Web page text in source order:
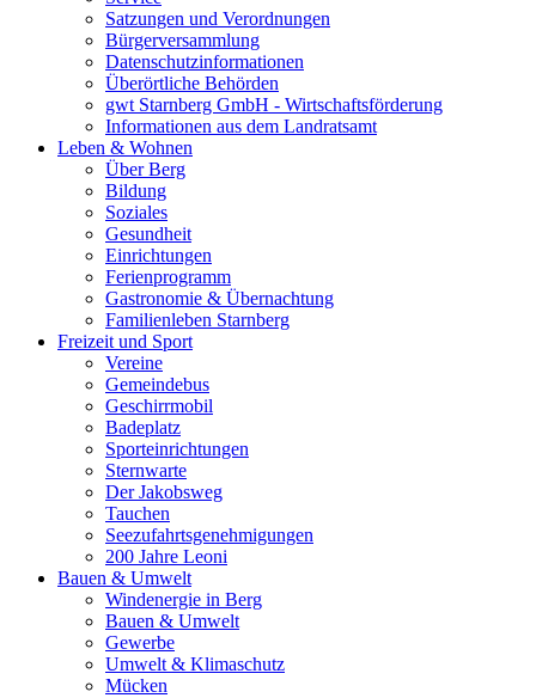
Satzungen und Verordnungen
Bürgerversammlung
Datenschutzinformationen
Überörtliche Behörden
gwt Starnberg GmbH - Wirtschaftsförderung
Informationen aus dem Landratsamt
Leben & Wohnen
Über Berg
Bildung
Soziales
Gesundheit
Einrichtungen
Ferienprogramm
Gastronomie & Übernachtung
Familienleben Starnberg
Freizeit und Sport
Vereine
Gemeindebus
Geschirrmobil
Badeplatz
Sporteinrichtungen
Sternwarte
Der Jakobsweg
Tauchen
Seezufahrtsgenehmigungen
200 Jahre Leoni
Bauen & Umwelt
Windenergie in Berg
Bauen & Umwelt
Gewerbe
Umwelt & Klimaschutz
Mücken